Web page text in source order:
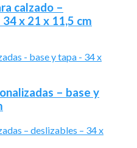
calzado –
x 21 x 11,5 cm
– base y